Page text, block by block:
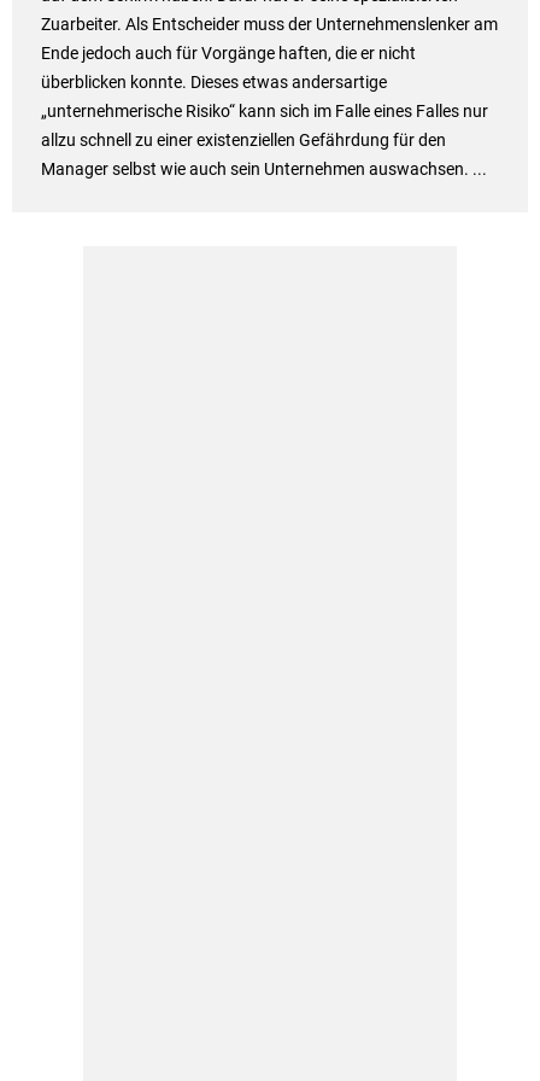
Zuarbeiter. Als Entscheider muss der Unternehmenslenker am
Ende jedoch auch für Vorgänge haften, die er nicht
überblicken konnte. Dieses etwas andersartige
„unternehmerische Risiko“ kann sich im Falle eines Falles nur
allzu schnell zu einer existenziellen Gefährdung für den
Manager selbst wie auch sein Unternehmen auswachsen. ...